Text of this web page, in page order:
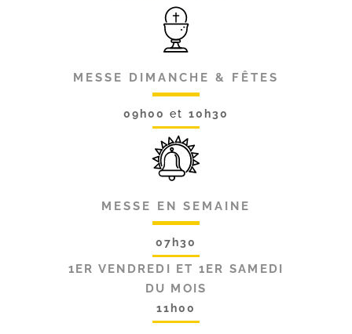
MESSE DIMANCHE & FÊTES
09h00 et 10h30
MESSE EN SEMAINE
07h30
1ER VENDREDI ET 1ER SAMEDI
DU MOIS
11h00